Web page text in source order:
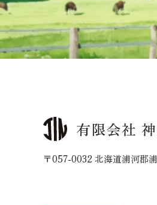
〒057-0032 北海道浦河郡